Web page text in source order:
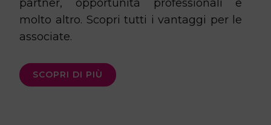
partner, opportunità professionali e
molto altro. Scopri tutti i vantaggi per le
associate.
SCOPRI DI PIÙ